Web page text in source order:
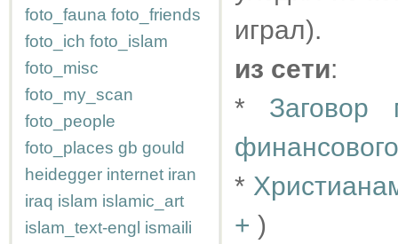
foto_fauna foto_friends
foto_ich foto_islam
foto_misc
foto_my_scan
foto_people
foto_places gb gould
heidegger internet iran
iraq islam islamic_art
islam_text-engl ismaili
играл).
из сети:
* Заговор
*
+ )